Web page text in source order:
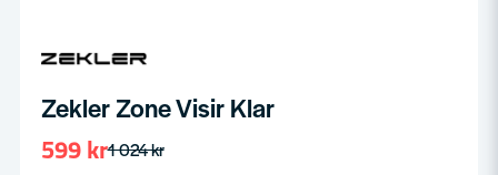
Zekler Zone Visir Klar
1 024 kr
599 kr